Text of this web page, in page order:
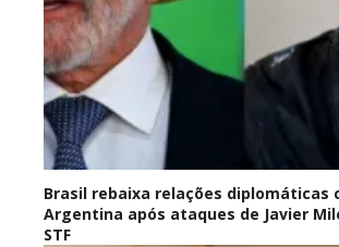
Brasil rebaixa relações diplomáticas
Argentina após ataques de Javier
STF